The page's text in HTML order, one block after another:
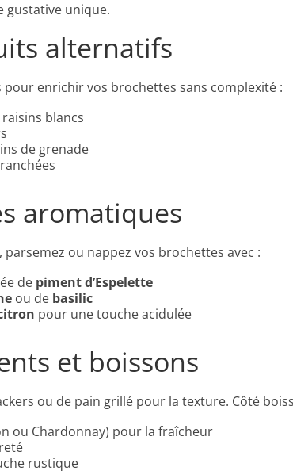
gustative unique.
alternatifs
pour enrichir vos brochettes sans complexité :
raisins blancs
de grenade
aromatiques
ou nappez vos brochettes avec :
de piment d’Espelette
ou de basilic
pour une touche acidulée
et boissons
ou de pain grillé pour la texture. Côté
ou Chardonnay) pour la fraîcheur
rustique